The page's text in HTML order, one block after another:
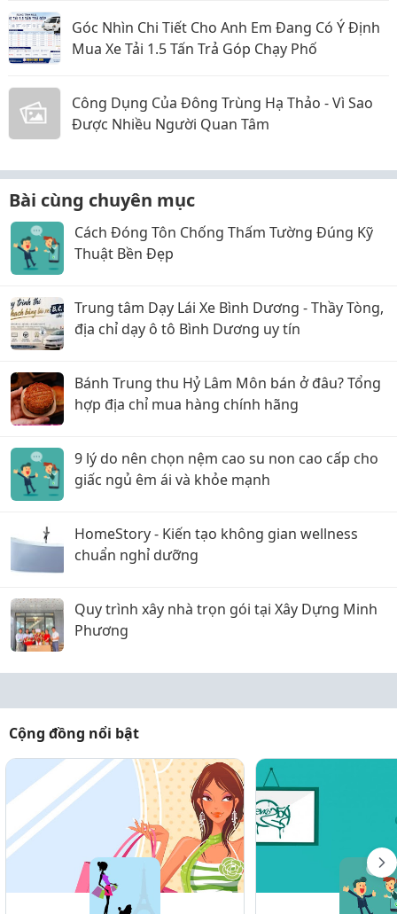
Góc Nhìn Chi Tiết Cho Anh Em Đang Có Ý Định
Mua Xe Tải 1.5 Tấn Trả Góp Chạy Phố
Công Dụng Của Đông Trùng Hạ Thảo - Vì Sao
Được Nhiều Người Quan Tâm
Bài cùng chuyên mục
Cách Đóng Tôn Chống Thấm Tường Đúng Kỹ
Thuật Bền Đẹp
Trung tâm Dạy Lái Xe Bình Dương - Thầy Tòng,
địa chỉ dạy ô tô Bình Dương uy tín
Bánh Trung thu Hỷ Lâm Môn bán ở đâu? Tổng
hợp địa chỉ mua hàng chính hãng
9 lý do nên chọn nệm cao su non cao cấp cho
giấc ngủ êm ái và khỏe mạnh
HomeStory - Kiến tạo không gian wellness
chuẩn nghỉ dưỡng
Quy trình xây nhà trọn gói tại Xây Dựng Minh
Phương
Cộng đồng nổi bật